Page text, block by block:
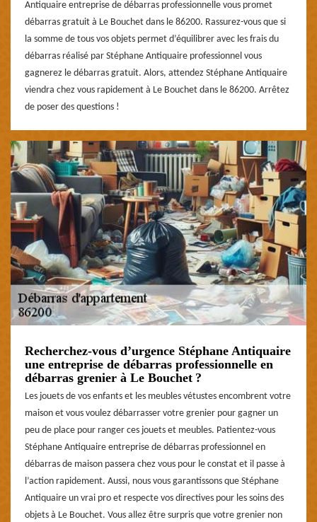
Antiquaire entreprise de débarras professionnelle vous promet
débarras gratuit à Le Bouchet dans le 86200. Rassurez-vous que si
la somme de tous vos objets permet d’équilibrer avec les frais du
débarras réalisé par Stéphane Antiquaire professionnel vous
gagnerez le débarras gratuit. Alors, attendez Stéphane Antiquaire
viendra chez vous rapidement à Le Bouchet dans le 86200. Arrêtez
de poser des questions !
Recherchez-vous d’urgence Stéphane Antiquaire
une entreprise de débarras professionnelle en
débarras grenier à Le Bouchet ?
Les jouets de vos enfants et les meubles vétustes encombrent votre
maison et vous voulez débarrasser votre grenier pour gagner un
peu de place pour ranger ces jouets et meubles. Patientez-vous
Stéphane Antiquaire entreprise de débarras professionnel en
débarras de maison passera chez vous pour le constat et il passe à
l’action rapidement. Aussi, nous vous garantissons que Stéphane
Antiquaire un vrai pro et respecte vos directives pour les soins des
objets à Le Bouchet. Vous allez être surpris que votre grenier non